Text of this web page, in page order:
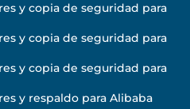
y copia de seguridad para
y copia de seguridad para
y copia de seguridad para
y respaldo para Alibaba